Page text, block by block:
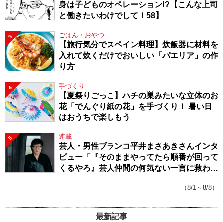
身は子どものオペレーション!?【こんな上司
と働きたいわけでして！58】
3 ごはん・おやつ
【旅行気分でスペイン料理】炊飯器に材料を
入れて炊くだけでおいしい「パエリア」の作
り方
4 手づくり
【夏祭りごっこ】ハチの巣みたいな立体のお
花「でんぐり紙の花」を手づくり！ 暑い日
はおうちで楽しもう
5 連載
芸人・男性ブランコ平井まさあきさんインタ
ビュー「『そのままやってたら順番が回って
くるやろ』芸人仲間の何気ない一言に救われ
（8/1～8/8）
最新記事